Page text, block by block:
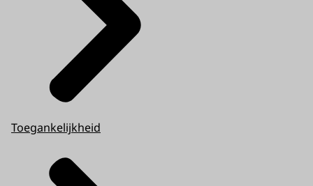
Toegankelijkheid